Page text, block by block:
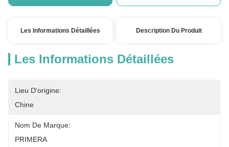
Les Informations Détaillées Description Du Produit
Les Informations Détaillées
Lieu D'origine:
Chine
Nom De Marque:
PRIMERA